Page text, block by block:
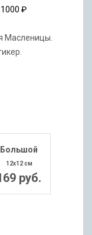
₽
Масленицы.
Большой
12x12 см
руб.